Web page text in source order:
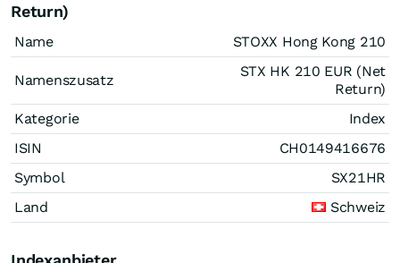
Return)
Name STOXX Hong Kong 210
Namenszusatz
STX HK 210 EUR (Net
Return)
Kategorie
Index
ISIN
CH0149416676
Symbol
SX21HR
Land
Schweiz